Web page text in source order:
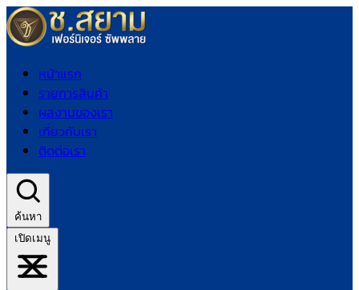
หน้าแรก
รายการสินค้า
ผลงานของเรา
เกี่ยวกับเรา
ติดต่อเรา
ค้นหา
เปิดเมนู